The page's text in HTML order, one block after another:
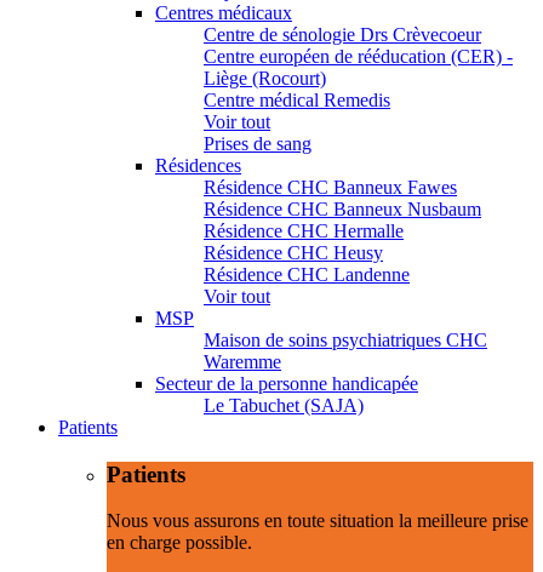
Centres médicaux
Centre de sénologie Drs Crèvecoeur
Centre européen de rééducation (CER) -
Liège (Rocourt)
Centre médical Remedis
Voir tout
Prises de sang
Résidences
Résidence CHC Banneux Fawes
Résidence CHC Banneux Nusbaum
Résidence CHC Hermalle
Résidence CHC Heusy
Résidence CHC Landenne
Voir tout
MSP
Maison de soins psychiatriques CHC
Waremme
Secteur de la personne handicapée
Le Tabuchet (SAJA)
Patients
Patients
Nous vous assurons en toute situation la meilleure prise
en charge possible.